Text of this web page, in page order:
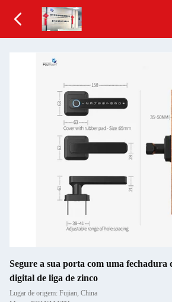
Segure a sua porta com uma fechadura
digital de liga de zinco
Lugar de origem: Fujian, China